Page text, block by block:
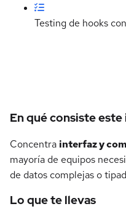
Testing de hooks
Detalles del
En qué consiste
Concentra interfaz y
mayoría de equipos
de datos complejas o
Lo que te llevas